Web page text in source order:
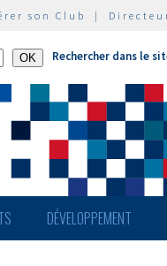
son Club |
Rechercher dans le
DÉVELOPPEMENT